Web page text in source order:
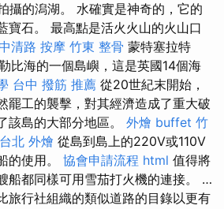
攝的潟湖。 水確實是神奇的，它的
寶石。 最高點是活火火山的火山口
清路 按摩 竹東 整骨 蒙特塞拉特
比海的一個島嶼，這是英國14個海
台中 撥筋 推薦 從20世紀末開始，
罷工的襲擊，對其經濟造成了重大破
該島的大部分地區。 外燴 buffet 竹
台北 外燴 從島到島上的220V或110V
的使用。 協會申請流程 html 值得將
船都同樣可用雪茄打火機的連接。 …
旅行社組織的類似道路的目錄以更有